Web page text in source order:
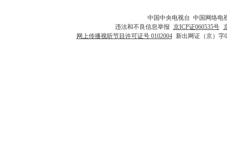
中国中央电视台 中国网络电
违法和不良信息举报 京ICP证060535号
网上传播视听节目许可证号 0102004 新出网证（京）